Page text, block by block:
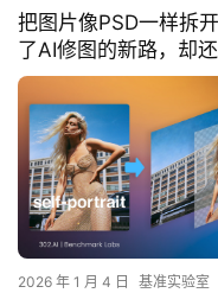
文
档
把图片像PSD一样拆
了AI修图的新路，却
实验室
2026 年 1 月 4 日 基准实验室